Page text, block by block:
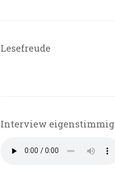
Lesefreude
Interview eigenstimmig